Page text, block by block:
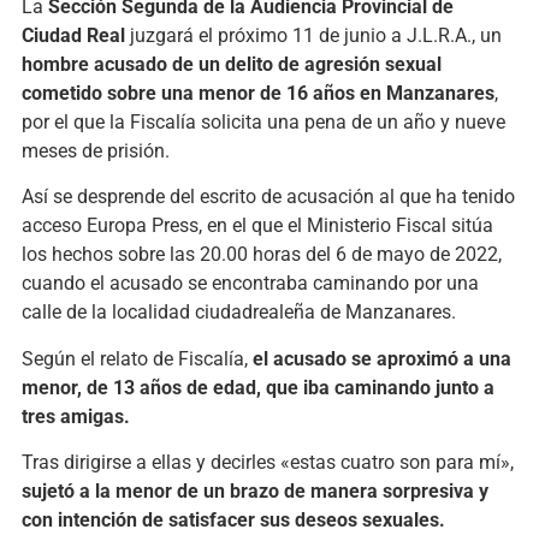
La Sección Segunda de la Audiencia Provincial de
Ciudad Realjuzgará el próximo 11 de junio a J.L.R.A., un
hombre acusado de un delito de agresión sexual
cometido sobre una menor de 16 años en Manzanares,
por el que la Fiscalía solicita una pena de un año y nueve
meses de prisión.
Así se desprende del escrito de acusación al que ha tenido
acceso Europa Press, en el que el Ministerio Fiscal sitúa
los hechos sobre las 20.00 horas del 6 de mayo de 2022,
cuando el acusado se encontraba caminando por una
calle de la localidad ciudadrealeña de Manzanares.
Según el relato de Fiscalía, el acusado se aproximó a una
menor, de 13 años de edad, que iba caminando junto a
tres amigas.
Tras dirigirse a ellas y decirles «estas cuatro son para mí»,
sujetó a la menor de un brazo de manera sorpresiva y
con intención de satisfacer sus deseos sexuales.